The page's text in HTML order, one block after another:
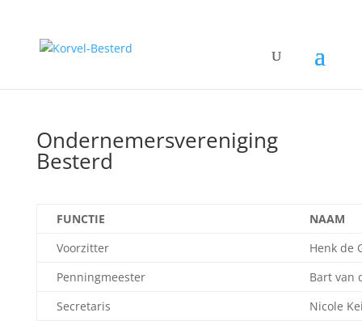
Ondernemersvereniging
Besterd
FUNCTIE
NAAM
Voorzitter
Henk de
Penningmeester
Bart van
Secretaris
Nicole